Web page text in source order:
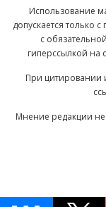
Использование
допускается только
с
гиперссылкой на
При цитировании
Мнение редакции не